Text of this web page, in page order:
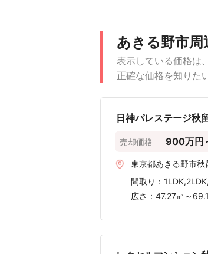
あきる野市でマンショ
ょう。
マンションの売却・査
あきる野市におけるマ
100m²超
〜100m²